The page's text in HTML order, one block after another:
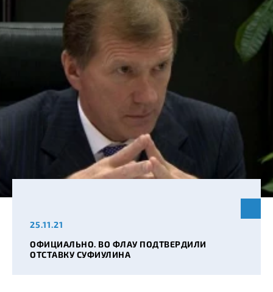
25.11.21
ОФИЦИАЛЬНО. ВО ФЛАУ ПОДТВЕРДИЛИ
ОТСТАВКУ СУФИУЛИНА